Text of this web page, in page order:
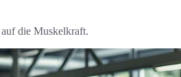
die Muskelkraft.